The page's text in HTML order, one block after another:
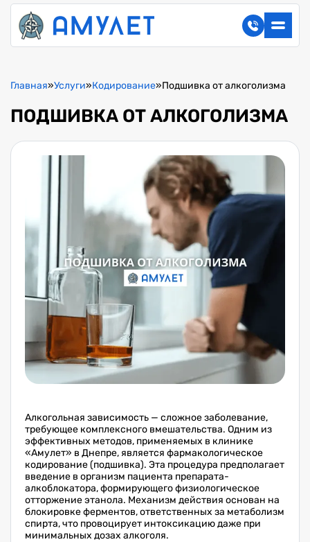
Главная»Услуги»Кодирование»Подшивка от алкоголизма
ПОДШИВКА ОТ АЛКОГОЛИЗМА
Алкогольная зависимость — сложное заболевание,
требующее комплексного вмешательства. Одним из
эффективных методов, применяемых в клинике
«Амулет» в Днепре, является фармакологическое
кодирование (подшивка). Эта процедура предполагает
введение в организм пациента препарата-
алкоблокатора, формирующего физиологическое
отторжение этанола. Механизм действия основан на
блокировке ферментов, ответственных за метаболизм
спирта, что провоцирует интоксикацию даже при
минимальных дозах алкоголя.